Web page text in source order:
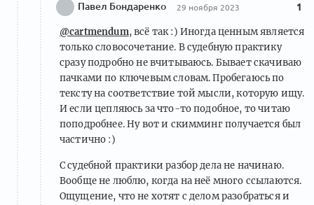
Павел Бондаренко 29 ноября 2023 1
@cartmendum, всё так :) Иногда ценным является
только словосочетание. В судебную практику
сразу подробно не вчитываюсь. Бывает скачиваю
пачками по ключевым словам. Пробегаюсь по
тексту на соответствие той мысли, которую ищу.
И если цепляюсь за что-то подобное, то читаю
поподробнее. Ну вот и скимминг получается был
частично :)
С судебной практики разбор дела не начинаю.
Вообще не люблю, когда на неё много ссылаются.
Ощущение, что не хотят с делом разобраться и